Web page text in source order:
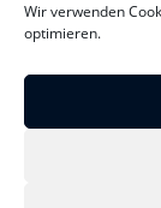
Wir verwenden
optimieren.